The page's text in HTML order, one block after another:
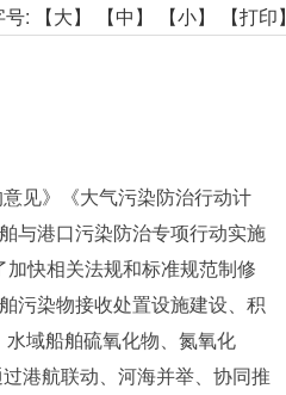
号: 【大】 【中】 【小】 【打印】
见》《大气污染防治行动计
与港口污染防治专项行动实施
快相关法规和标准规范制修
污染物接收处置设施建设、积
域船舶硫氧化物、氮氧化
港航联动
河海并举
协同推